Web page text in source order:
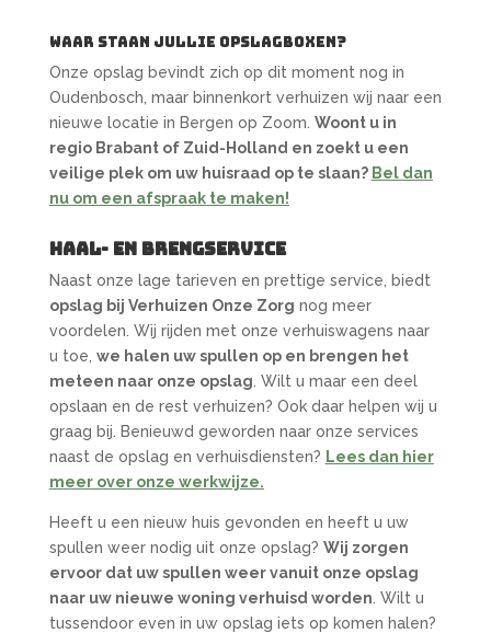
Waar staan jullie opslagboxen?
Onze opslag bevindt zich op dit moment nog in
Oudenbosch, maar binnenkort verhuizen wij naar een
nieuwe locatie in Bergen op Zoom. Woont u in
regio Brabant of Zuid-Holland en zoekt u een
veilige plek om uw huisraad op te slaan? Bel dan
nu om een afspraak te maken!
Haal- en brengservice
Naast onze lage tarieven en prettige service, biedt
opslag bij Verhuizen Onze Zorg nog meer
voordelen. Wij rijden met onze verhuiswagens naar
u toe, we halen uw spullen op en brengen het
meteen naar onze opslag . Wilt u maar een deel
opslaan en de rest verhuizen? Ook daar helpen wij u
graag bij. Benieuwd geworden naar onze services
naast de opslag en verhuisdiensten? Lees dan hier
meer over onze werkwijze.
Heeft u een nieuw huis gevonden en heeft u uw
spullen weer nodig uit onze opslag? Wij zorgen
ervoor dat uw spullen weer vanuit onze opslag
naar uw nieuwe woning verhuisd worden . Wilt u
tussendoor even in uw opslag iets op komen halen?